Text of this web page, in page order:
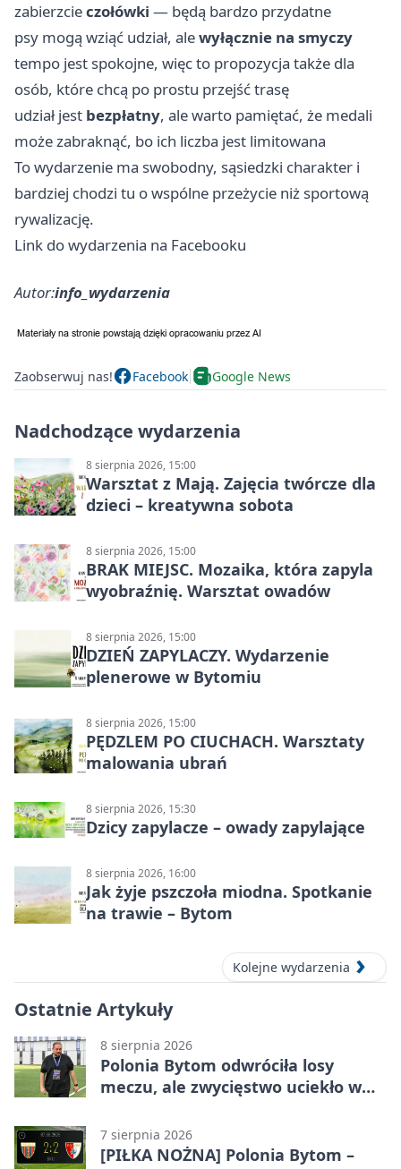
zabierzcieczołówki — będą bardzo przydatne
psy mogą wziąć udział, alewyłącznie na smyczy
tempo jest spokojne, więc to propozycja także dla
osób, które chcą po prostu przejść trasę
udział jest bezpłatny, ale warto pamiętać, że medali
może zabraknąć, bo ich liczba jest limitowana
To wydarzenie ma swobodny, sąsiedzki charakter i
bardziej chodzi tu o wspólne przeżycie niż sportową
rywalizację.
Link do wydarzenia na Facebooku
Autor:info_wydarzenia
Zaobserwuj nas! Facebook Google News
Nadchodzące wydarzenia
8 sierpnia 2026, 15:00
Warsztat z Mają. Zajęcia twórcze dla
dzieci – kreatywna sobota
8 sierpnia 2026, 15:00
BRAK MIEJSC. Mozaika, która zapyla
wyobraźnię. Warsztat owadów
8 sierpnia 2026, 15:00
DZIEŃ ZAPYLACZY. Wydarzenie
plenerowe w Bytomiu
8 sierpnia 2026, 15:00
PĘDZLEM PO CIUCHACH. Warsztaty
malowania ubrań
8 sierpnia 2026, 15:30
Dzicy zapylacze – owady zapylające
8 sierpnia 2026, 16:00
Jak żyje pszczoła miodna. Spotkanie
na trawie – Bytom
Kolejne wydarzenia
Ostatnie Artykuły
8 sierpnia 2026
Polonia Bytom odwróciła losy
meczu, ale zwycięstwo uciekło w
7 sierpnia 2026
[PIŁKA NOŻNA] Polonia Bytom –